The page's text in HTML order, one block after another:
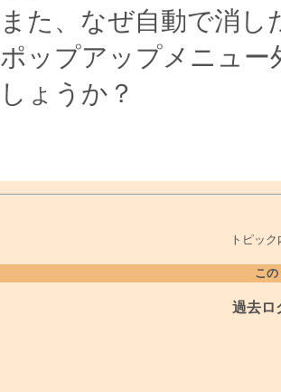
また、なぜ自動で消
ポップアップメニュ
しょうか？
トピッ
こ
過去ロ